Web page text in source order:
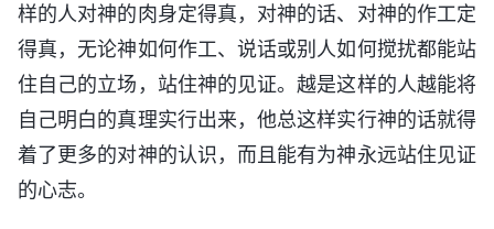
样的人对神的肉身定得真，对神的话、对神的作工定
得真，无论神如何作工、说话或别人如何搅扰都能站
住自己的立场，站住神的见证。越是这样的人越能将
自己明白的真理实行出来，他总这样实行神的话就得
着了更多的对神的认识，而且能有为神永远站住见证
的心志。